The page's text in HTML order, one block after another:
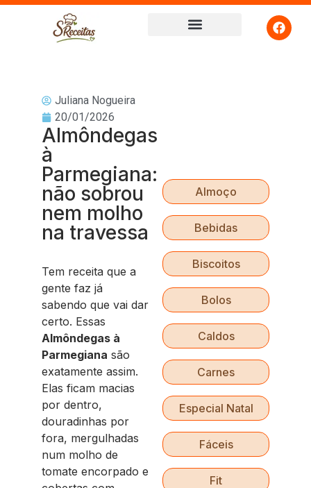
Juliana Nogueira
20/01/2026
Almôndegas
à
Parmegiana:
não sobrou
nem molho
na travessa
Tem receita que a
gente faz já
sabendo que vai dar
certo. Essas
Almôndegas à
Parmegiana são
exatamente assim.
Elas ficam macias
por dentro,
douradinhas por
fora, mergulhadas
num molho de
tomate encorpado e
Almoço
Bebidas
Biscoitos
Bolos
Caldos
Carnes
Especial Natal
Fáceis
Fit